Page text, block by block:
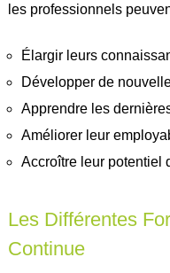
les professionnels
Élargir leurs
Développer de
Apprendre les
Améliorer leur
Accroître leur potentiel
Les Différentes
Continue